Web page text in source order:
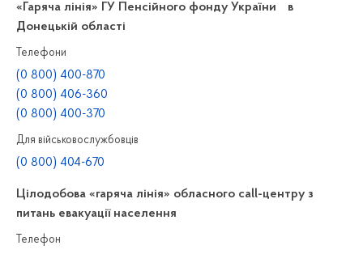
«Гаряча лінія» ГУ Пенсійного фонду України в
Донецькій області
Телефони
(0 800) 400-870
(0 800) 406-360
(0 800) 400-370
Для військовослужбовців
(0 800) 404-670
Цілодобова «гаряча лінія» обласного call-центру з
питань евакуації населення
Телефон